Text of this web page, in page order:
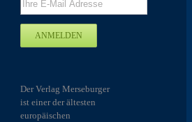
Der Verlag Merseburger
ist einer der ältesten
europäischen